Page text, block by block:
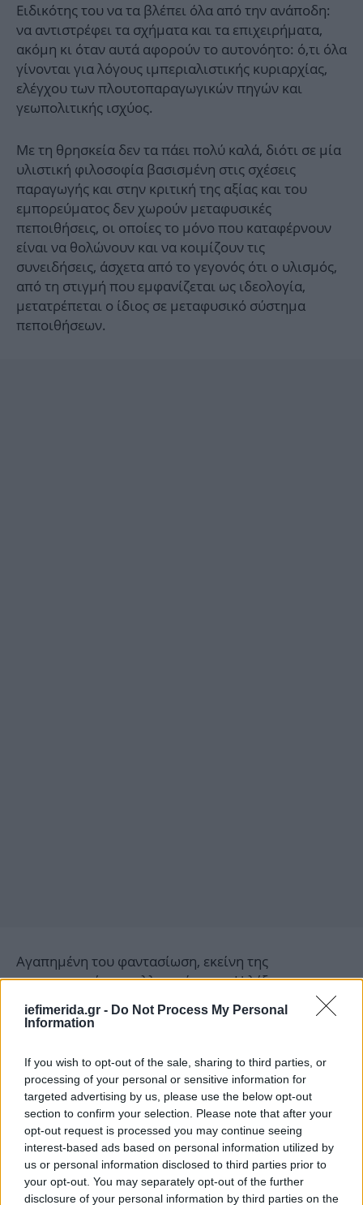
iefimerida.gr - Do Not Process My Personal
Information
If you wish to opt-out of the sale, sharing to third parties, or
processing of your personal or sensitive information for
targeted advertising by us, please use the below opt-out
section to confirm your selection. Please note that after your
opt-out request is processed you may continue seeing
interest-based ads based on personal information utilized by
us or personal information disclosed to third parties prior to
your opt-out. You may separately opt-out of the further
disclosure of your personal information by third parties on the
Ειδικότης του να τα βλέπει όλα από την ανάποδη:
να αντιστρέφει τα σχήματα και τα επιχειρήματα,
ακόμη κι όταν αυτά αφορούν το αυτονόητο: ό,τι όλα
γίνονται για λόγους ιμπεριαλιστικής κυριαρχίας,
ελέγχου των πλουτοπαραγωγικών πηγών και
γεωπολιτικής ισχύος.
Με τη θρησκεία δεν τα πάει πολύ καλά, διότι σε μία
υλιστική φιλοσοφία βασισμένη στις σχέσεις
παραγωγής και στην κριτική της αξίας και του
εμπορεύματος δεν χωρούν μεταφυσικές
πεποιθήσεις, οι οποίες το μόνο που καταφέρνουν
είναι να θολώνουν και να κοιμίζουν τις
συνειδήσεις, άσχετα από το γεγονός ότι ο υλισμός,
από τη στιγμή που εμφανίζεται ως ιδεολογία,
μετατρέπεται ο ίδιος σε μεταφυσικό σύστημα
πεποιθήσεων.
Αγαπημένη του φαντασίωση, εκείνη της
συστρατευμένης συλλογικότητας. Η λέξη που το
χαρακτηρίζει είναι η αντωνυμία «Εμείς»,
ακολουθούμενη συνήθως από αρνητικό μόριο:
«εμείς δεν θα ενδώσουμε...», κ.ο.κ.
Λίγα κεντρικά γραφεία πολιτικού κόμματος τα
περιβάλλει μια τέτοια αδιαπέραστη αχλή
στρατηγείου του Κόκκινου Στρατού ή αρχηγείου της
KGB: το κτίριο του Περισσού, με την επιβλητική
σοσιαλιστικού ρεαλισμού αρχιτεκτονική του, σε
κάνει να νομίζεις πως από στιγμή σε στιγμή θα